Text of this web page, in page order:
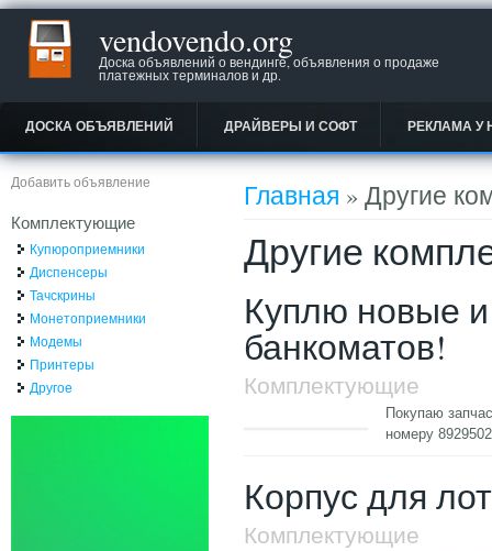
vendovendo.org
Доска объявлений о вендинге, объявления о продаже
платежных терминалов и др.
ДОСКА ОБЪЯВЛЕНИЙ ДРАЙВЕРЫ И СОФТ РЕКЛАМА У
Вы здесь
Главная » Другие
Другие
Куплю новые
банкоматов!
Комплектующие
Покупаю
номеру
Корпус для
Комплектующие
Добавить объявление
Комплектующие
Купюроприемники
Диспенсеры
Тачскрины
Монетоприемники
Модемы
Принтеры
Другое